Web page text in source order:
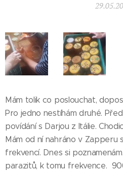
Mám tolik co poslouchat,
Pro jedno nestíhám druhé.
povídání s Darjou z Itálie.
Mám od ní nahráno v Zapperu
frekvencí. Dnes si
parazitů, k tomu frekvence.